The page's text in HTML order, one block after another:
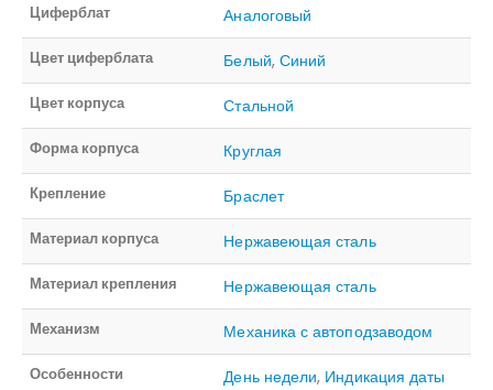
Циферблат Аналоговый
Цвет циферблата Белый, Синий
Цвет корпуса Стальной
Форма корпуса Круглая
Крепление Браслет
Материал корпуса Нержавеющая сталь
Материал крепления Нержавеющая сталь
Механизм Механика с автоподзаводом
Особенности День недели, Индикация даты